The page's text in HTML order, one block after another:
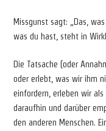
Missgunst sagt: „Das,
was du hast, steht in
Die Tatsache (oder
oder erlebt, was wir ihm
einfordern, erleben wir
daraufhin und darüber
den anderen Menschen.